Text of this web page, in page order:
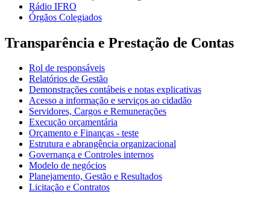
Rádio IFRO
Órgãos Colegiados
Transparência e Prestação de Contas
Rol de responsáveis
Relatórios de Gestão
Demonstrações contábeis e notas explicativas
Acesso a informação e serviços ao cidadão
Servidores, Cargos e Remunerações
Execução orçamentária
Orçamento e Finanças - teste
Estrutura e abrangência organizacional
Governança e Controles internos
Modelo de negócios
Planejamento, Gestão e Resultados
Licitação e Contratos